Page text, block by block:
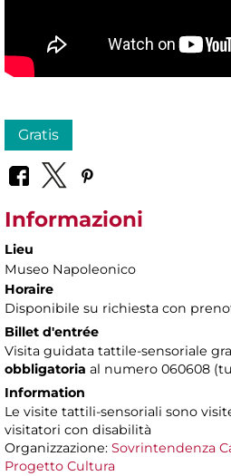
Gratis
Informazioni
Lieu
Museo Napoleonico
Horaire
Disponibile su richiesta con
Billet d'entrée
Visita guidata tattile-sensoriale
obbligatoria al numero 060608
Information
Le visite tattili-sensoriali sono
visitatori con disabilità
Organizzazione: Sovrintendenza
Progetto Cultura